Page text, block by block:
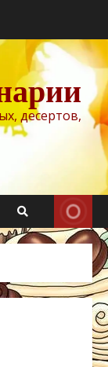
десертов,